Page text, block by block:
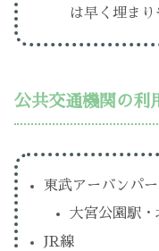
は早く埋まり
公共交通機関の利
東武アーバンパ
大宮公園駅
JR線